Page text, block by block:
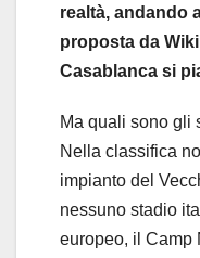
realtà, andando
proposta da
Casablanca si
Ma quali sono gli
Nella classifica
impianto del
nessuno stadio
europeo, il Camp